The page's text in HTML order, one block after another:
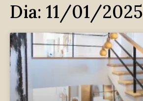
Dia: 11/01/2025